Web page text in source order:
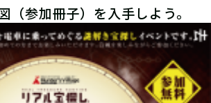
（参加冊子）を入手しよう。